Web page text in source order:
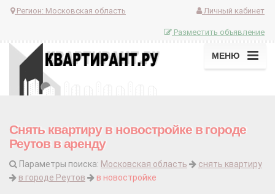
Регион: Московская область Личный кабинет
Разместить объявление
МЕНЮ
Снять квартиру в новостройке в городе
Реутов в аренду
Параметры поиска: Московская область
снять квартиру
в городе Реутов
в новостройке